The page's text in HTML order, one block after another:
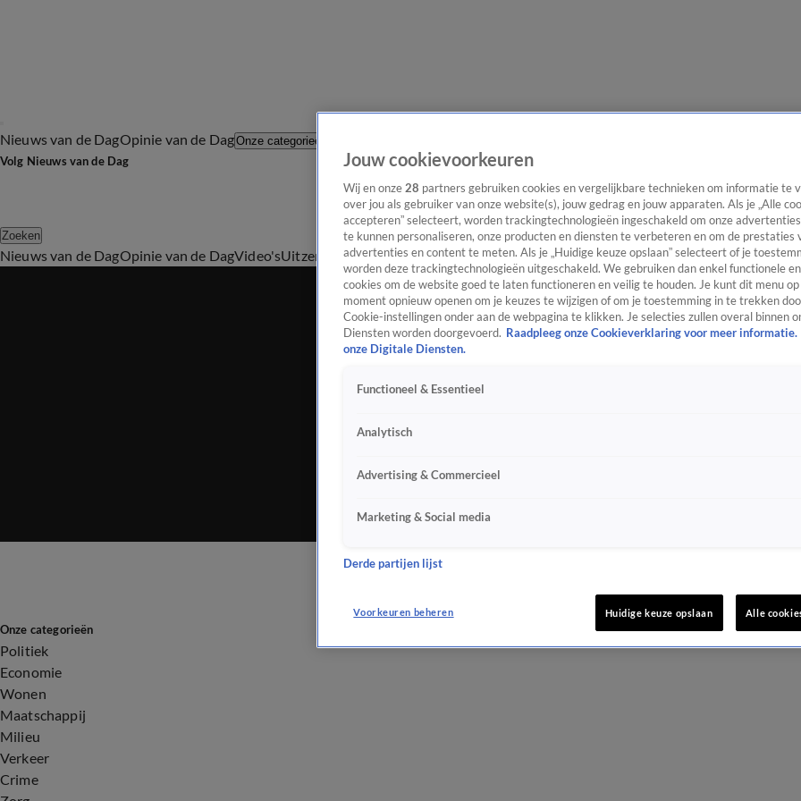
Nieuws van de DagOpinie van de DagOnze categorieën
Volg Nieuws van de Dag
Zoeken
Nieuws van de DagOpinie van de DagVideo'sUitzendingenPodcastPanelContact
Onze categorieën
Politiek
Economie
Wonen
Maatschappij
Milieu
Verkeer
Crime
Jouw cookievoorkeuren
Wij en onze 28 partners gebruiken cookies en vergelijkbare technieken om informatie te
over jou als gebruiker van onze website(s), jouw gedrag en jouw apparaten. Als je „Alle
accepteren” selecteert, worden trackingtechnologieën ingeschakeld om onze
te kunnen personaliseren, onze producten en diensten te verbeteren en om de prestaties
advertenties en content te meten. Als je „Huidige keuze opslaan” selecteert of je
worden deze trackingtechnologieën uitgeschakeld. We gebruiken dan enkel functionele
cookies om de website goed te laten functioneren en veilig te houden. Je kunt dit menu
moment opnieuw openen om je keuzes te wijzigen of om je toestemming in te trekken
Cookie-instellingen onder aan de webpagina te klikken. Je selecties zullen overal binnen
Diensten worden doorgevoerd. Raadpleeg onze Cookieverklaring voor meer informatie.
onze Digitale Diensten.
Functioneel & Essentieel
Analytisch
Advertising & Commercieel
Marketing & Social media
Derde partijen lijst
Voorkeuren beheren Huidige keuze opslaan Alle